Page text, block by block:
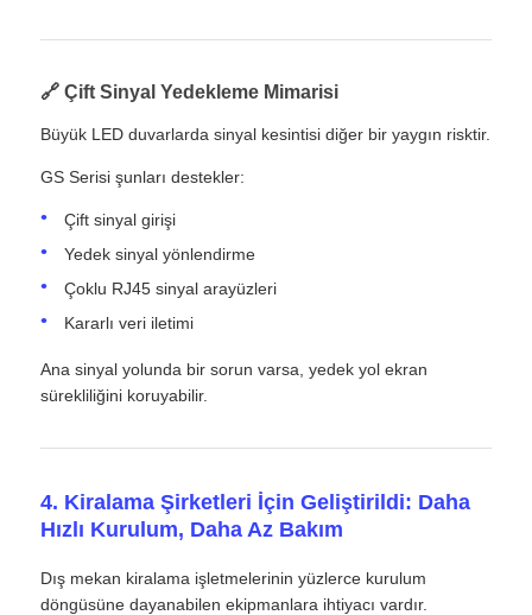
🔗 Çift Sinyal Yedekleme Mimarisi
Büyük LED duvarlarda sinyal kesintisi diğer bir yaygın risktir.
GS Serisi şunları destekler:
Çift sinyal girişi
Yedek sinyal yönlendirme
Çoklu RJ45 sinyal arayüzleri
Kararlı veri iletimi
Ana sinyal yolunda bir sorun varsa, yedek yol ekran
sürekliliğini koruyabilir.
4. Kiralama Şirketleri İçin Geliştirildi: Daha
Hızlı Kurulum, Daha Az Bakım
Dış mekan kiralama işletmelerinin yüzlerce kurulum
döngüsüne dayanabilen ekipmanlara ihtiyacı vardır.